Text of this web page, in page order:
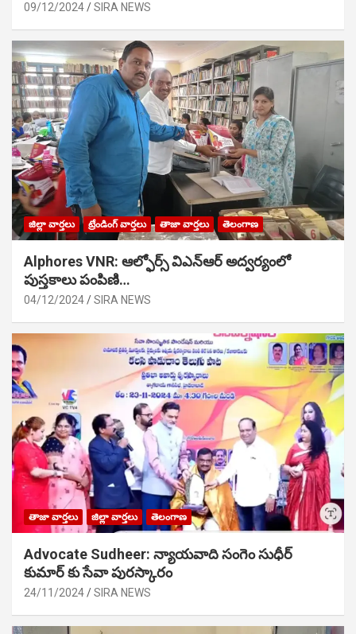
09/12/2024 SIRA NEWS
జిల్లా వార్తలు ట్రేండింగ్ వార్తలు తాజా వార్తలు తెలంగాణ
Alphores VNR: ఆల్ఫోర్స్ విఎన్ఆర్ అద్వర్యంలో
పుస్తకాలు పంపిణి…
04/12/2024 SIRA NEWS
తాజా వార్తలు జిల్లా వార్తలు తెలంగాణ
Advocate Sudheer: న్యాయవాది సంగెం సుధీర్
కుమార్ కు సేవా పురస్కారం
24/11/2024 SIRA NEWS